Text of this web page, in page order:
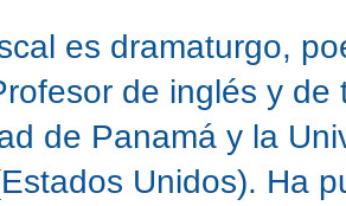
es dramaturgo,
de inglés y
de Panamá y la
Unidos). Ha